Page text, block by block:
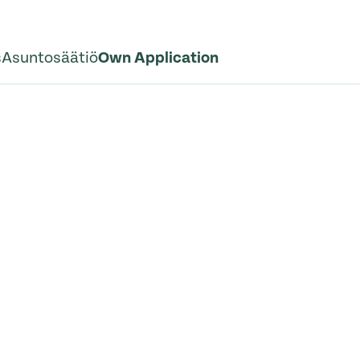
AsuntosäätiöOwn Application